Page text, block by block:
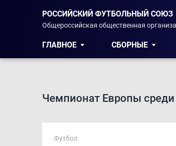
РОССИЙСКИЙ ФУТБОЛЬНЫЙ СОЮЗ
Общероссийская общественная
ГЛАВНОЕ СБОРНЫЕ
Чемпионат Европы
Футбол